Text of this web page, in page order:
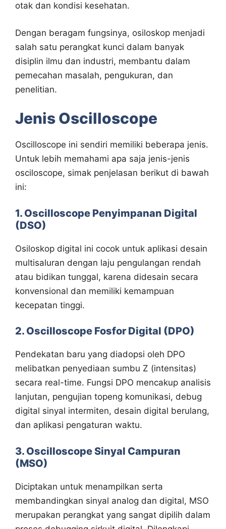
otak dan kondisi kesehatan.
Dengan beragam fungsinya, osiloskop menjadi
salah satu perangkat kunci dalam banyak
disiplin ilmu dan industri, membantu dalam
pemecahan masalah, pengukuran, dan
penelitian.
Jenis Oscilloscope
Oscilloscope ini sendiri memiliki beberapa jenis.
Untuk lebih memahami apa saja jenis-jenis
osciloscope, simak penjelasan berikut di bawah
ini:
1. Oscilloscope Penyimpanan Digital
(DSO)
Osiloskop digital ini cocok untuk aplikasi desain
multisaluran dengan laju pengulangan rendah
atau bidikan tunggal, karena didesain secara
konvensional dan memiliki kemampuan
kecepatan tinggi.
2. Oscilloscope Fosfor Digital (DPO)
Pendekatan baru yang diadopsi oleh DPO
melibatkan penyediaan sumbu Z (intensitas)
secara real-time. Fungsi DPO mencakup analisis
lanjutan, pengujian topeng komunikasi, debug
digital sinyal intermiten, desain digital berulang,
dan aplikasi pengaturan waktu.
3. Oscilloscope Sinyal Campuran
(MSO)
Diciptakan untuk menampilkan serta
membandingkan sinyal analog dan digital, MSO
merupakan perangkat yang sangat dipilih dalam